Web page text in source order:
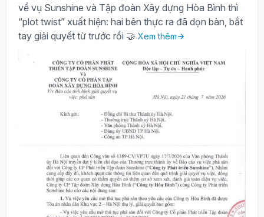
về vụ Sunshine và Tập đoàn Xây dựng Hòa Bình thì
“plot twist” xuất hiện: hai bên thực ra đã dọn bàn, bắt
tay giải quyết từ trước rồi 🤝 Xem thêm